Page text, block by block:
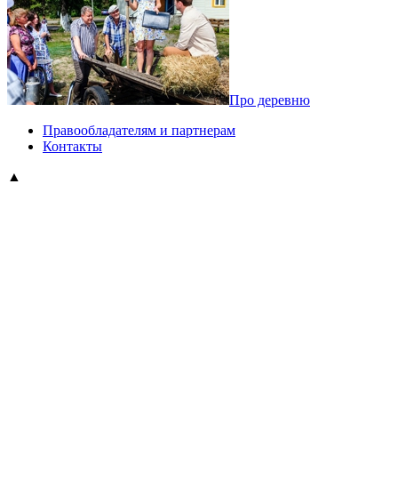
Про деревню
Правообладателям и партнерам
Контакты
▲